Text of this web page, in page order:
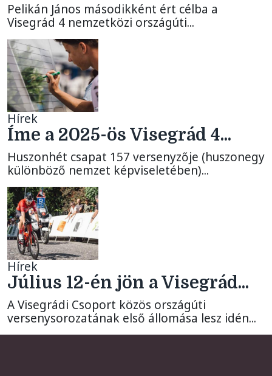
Pelikán János másodikként ért célba a
Visegrád 4 nemzetközi országúti...
Hírek
Íme a 2025-ös Visegrád 4...
Huszonhét csapat 157 versenyzője (huszonegy
különböző nemzet képviseletében)...
Hírek
Július 12-én jön a Visegrád...
A Visegrádi Csoport közös országúti
versenysorozatának első állomása lesz idén...